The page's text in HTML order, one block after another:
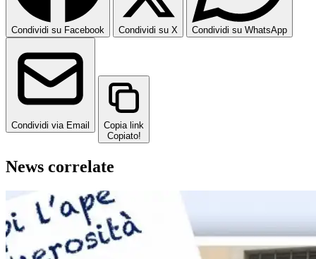
Condividi su Facebook Condividi su X Condividi su WhatsApp
Condividi via Email
Copia link
Copiato!
News correlate